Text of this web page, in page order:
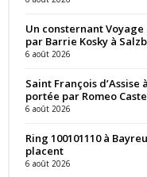
Un consternant
par Barrie Kosky à
6 août 2026
Saint François
portée par Romeo
6 août 2026
Ring 100101110 à
placent
6 août 2026